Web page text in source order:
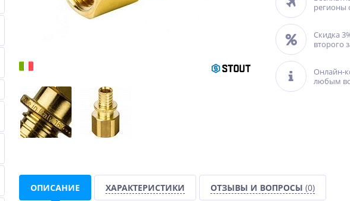
регионы
Скидка
второго
Онлайн-
любым
ОПИСАНИЕ ХАРАКТЕРИСТИКИ ОТЗЫВЫ И ВОПРОСЫ (0)